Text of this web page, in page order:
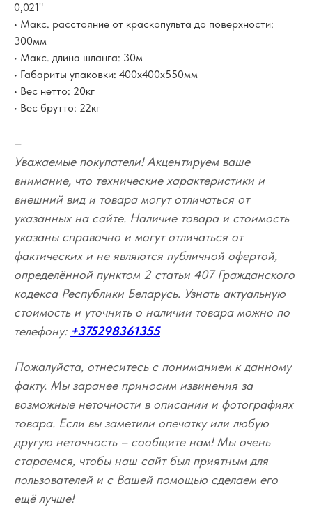
0,021"
• Макс. расстояние от краскопульта до поверхности:
300мм
• Макс. длина шланга: 30м
• Габариты упаковки: 400х400х550мм
• Вес нетто: 20кг
• Вес брутто: 22кг
–
Уважаемые покупатели! Акцентируем ваше
внимание, что технические характеристики и
внешний вид и товара могут отличаться от
указанных на сайте. Наличие товара и стоимость
указаны справочно и могут отличаться от
фактических и не являются публичной офертой,
определённой пунктом 2 статьи 407 Гражданского
кодекса Республики Беларусь. Узнать актуальную
стоимость и уточнить о наличии товара можно по
телефону: +375298361355
Пожалуйста, отнеситесь с пониманием к данному
факту. Мы заранее приносим извинения за
возможные неточности в описании и фотографиях
товара. Если вы заметили опечатку или любую
другую неточность – сообщите нам! Мы очень
стараемся, чтобы наш сайт был приятным для
пользователей и с Вашей помощью сделаем его
ещё лучше!